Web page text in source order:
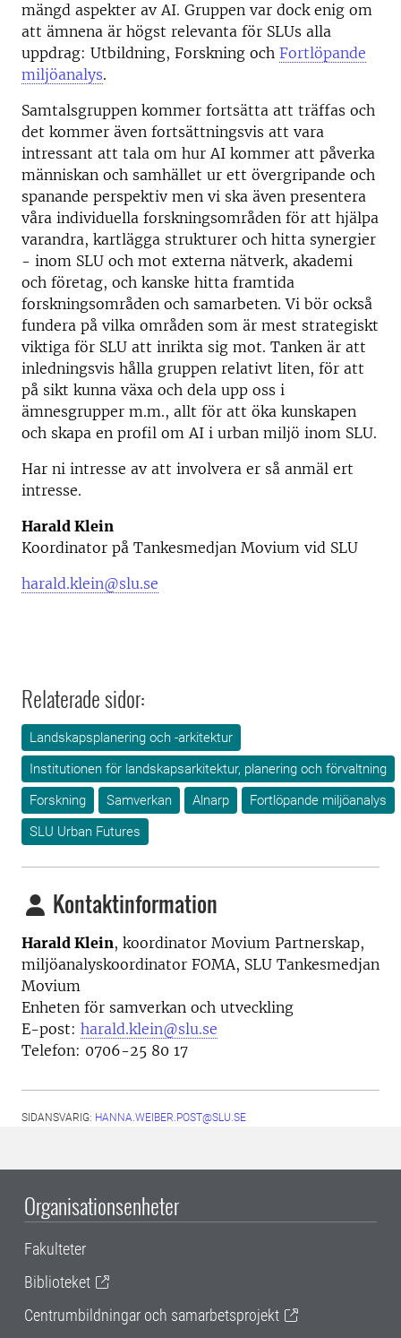
mängd aspekter av AI. Gruppen var dock enig om
att ämnena är högst relevanta för SLUs alla
uppdrag: Utbildning, Forskning och Fortlöpande
miljöanalys.
Samtalsgruppen kommer fortsätta att träffas och
det kommer även fortsättningsvis att vara
intressant att tala om hur AI kommer att påverka
människan och samhället ur ett övergripande och
spanande perspektiv men vi ska även presentera
våra individuella forskningsområden för att hjälpa
varandra, kartlägga strukturer och hitta synergier
- inom SLU och mot externa nätverk, akademi
och företag, och kanske hitta framtida
forskningsområden och samarbeten. Vi bör också
fundera på vilka områden som är mest strategiskt
viktiga för SLU att inrikta sig mot. Tanken är att
inledningsvis hålla gruppen relativt liten, för att
på sikt kunna växa och dela upp oss i
ämnesgrupper m.m., allt för att öka kunskapen
och skapa en profil om AI i urban miljö inom SLU.
Har ni intresse av att involvera er så anmäl ert
intresse.
Harald Klein
Koordinator på Tankesmedjan Movium vid SLU
harald.klein@slu.se
Relaterade sidor:
Landskapsplanering och -arkitektur
Institutionen för landskapsarkitektur, planering och förvaltning
Forskning
Samverkan Alnarp
Fortlöpande miljöanalys
SLU Urban Futures
Kontaktinformation
Harald Klein, koordinator Movium Partnerskap,
miljöanalyskoordinator FOMA, SLU Tankesmedjan
Movium
Enheten för samverkan och utveckling
E-post: harald.klein@slu.se
Telefon: 0706-25 80 17
SIDANSVARIG: HANNA.WEIBER.POST@SLU.SE
Organisationsenheter
Fakulteter
Biblioteket
Centrumbildningar och samarbetsprojekt